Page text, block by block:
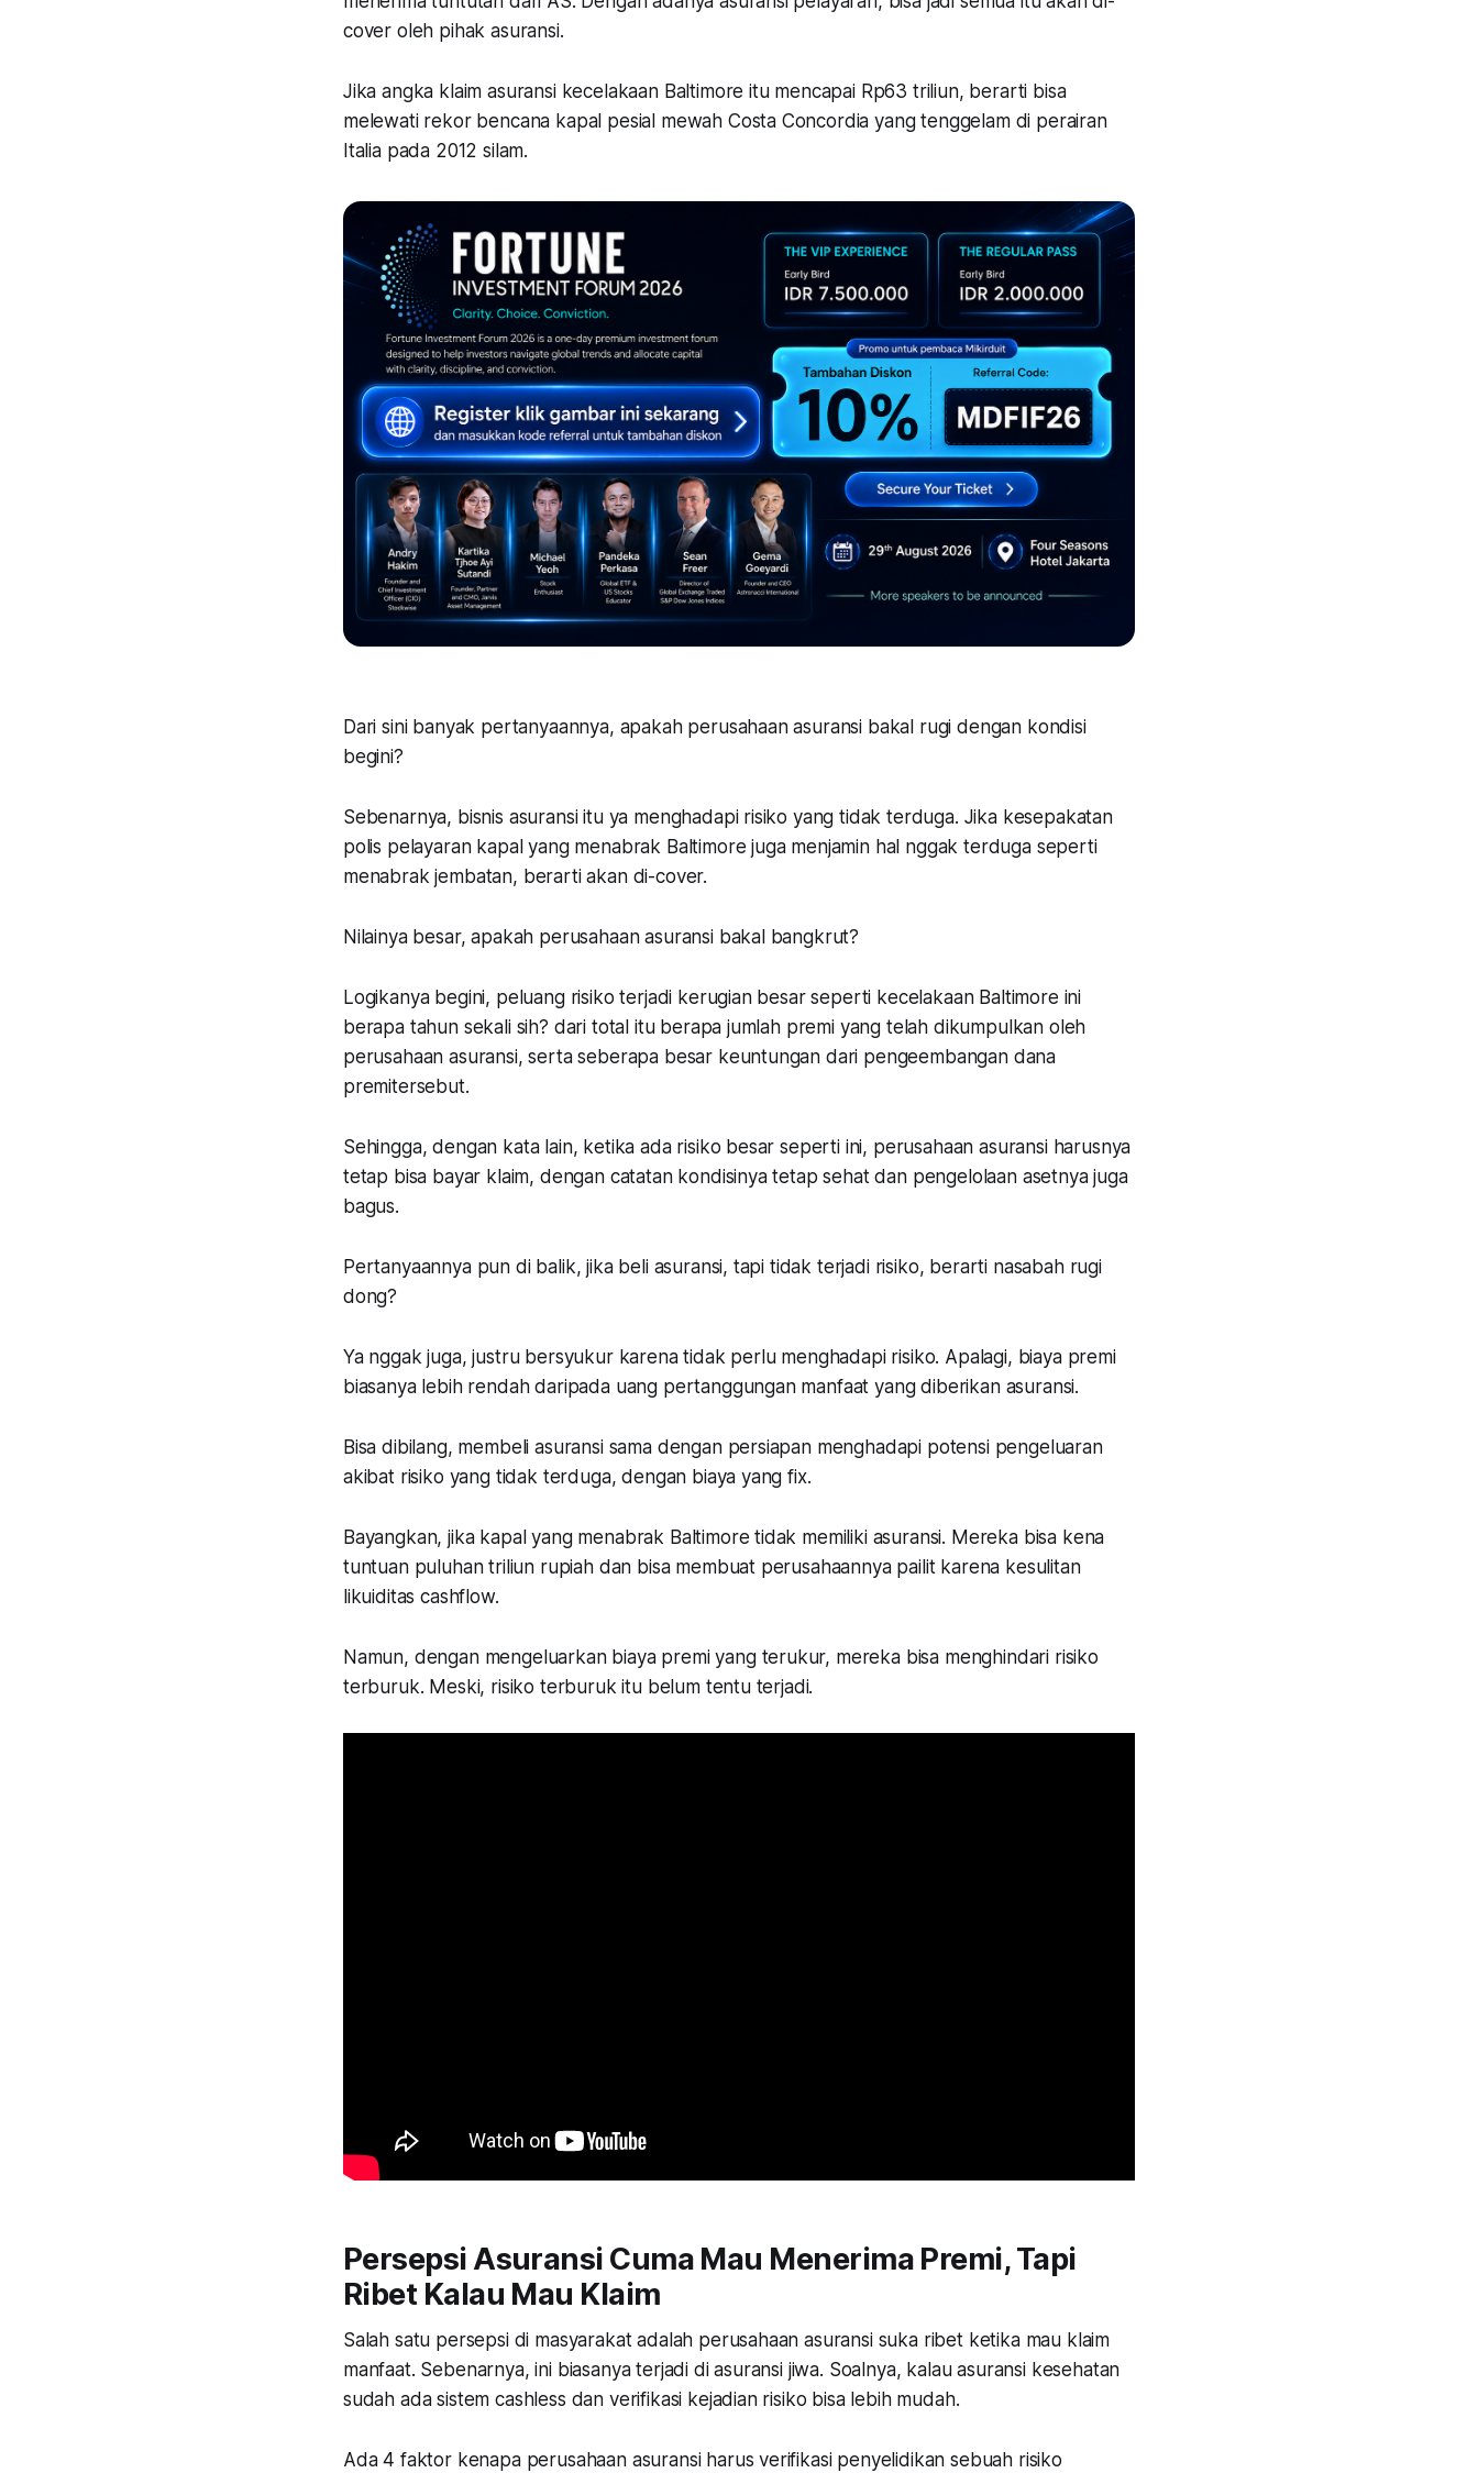
cover oleh pihak asuransi.
Jika angka klaim asuransi kecelakaan Baltimore itu mencapai Rp63 triliun, berarti bisa
melewati rekor bencana kapal pesial mewah Costa Concordia yang tenggelam di perairan
Italia pada 2012 silam.
Dari sini banyak pertanyaannya, apakah perusahaan asuransi bakal rugi dengan kondisi
begini?
Sebenarnya, bisnis asuransi itu ya menghadapi risiko yang tidak terduga. Jika kesepakatan
polis pelayaran kapal yang menabrak Baltimore juga menjamin hal nggak terduga seperti
menabrak jembatan, berarti akan di-cover.
Nilainya besar, apakah perusahaan asuransi bakal bangkrut?
Logikanya begini, peluang risiko terjadi kerugian besar seperti kecelakaan Baltimore ini
berapa tahun sekali sih? dari total itu berapa jumlah premi yang telah dikumpulkan oleh
perusahaan asuransi, serta seberapa besar keuntungan dari pengeembangan dana
premitersebut.
Sehingga, dengan kata lain, ketika ada risiko besar seperti ini, perusahaan asuransi harusnya
tetap bisa bayar klaim, dengan catatan kondisinya tetap sehat dan pengelolaan asetnya juga
bagus.
Pertanyaannya pun di balik, jika beli asuransi, tapi tidak terjadi risiko, berarti nasabah rugi
dong?
Ya nggak juga, justru bersyukur karena tidak perlu menghadapi risiko. Apalagi, biaya premi
biasanya lebih rendah daripada uang pertanggungan manfaat yang diberikan asuransi.
Bisa dibilang, membeli asuransi sama dengan persiapan menghadapi potensi pengeluaran
akibat risiko yang tidak terduga, dengan biaya yang fix.
Bayangkan, jika kapal yang menabrak Baltimore tidak memiliki asuransi. Mereka bisa kena
tuntuan puluhan triliun rupiah dan bisa membuat perusahaannya pailit karena kesulitan
likuiditas cashflow.
Namun, dengan mengeluarkan biaya premi yang terukur, mereka bisa menghindari risiko
terburuk. Meski, risiko terburuk itu belum tentu terjadi.
Persepsi Asuransi Cuma Mau Menerima Premi, Tapi
Ribet Kalau Mau Klaim
Salah satu persepsi di masyarakat adalah perusahaan asuransi suka ribet ketika mau klaim
manfaat. Sebenarnya, ini biasanya terjadi di asuransi jiwa. Soalnya, kalau asuransi kesehatan
sudah ada sistem cashless dan verifikasi kejadian risiko bisa lebih mudah.
Ada 4 faktor kenapa perusahaan asuransi harus verifikasi penyelidikan sebuah risiko